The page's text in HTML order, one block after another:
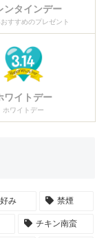
ンタインデー
すすめのプレゼント
ワイトデー
ホワイトデー
み 禁煙
チキン南蛮